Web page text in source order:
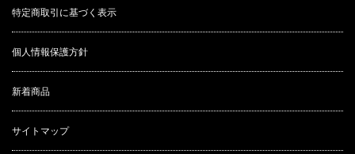
特定商取引に基づく表示
個人情報保護方針
新着商品
サイトマップ